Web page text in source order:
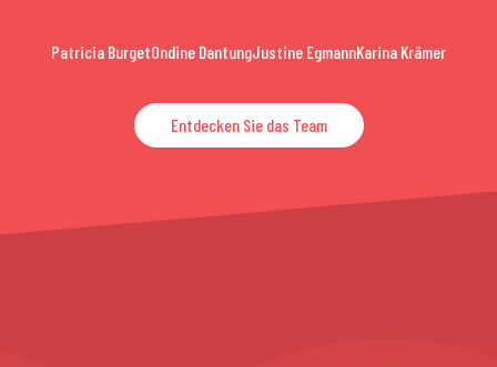
Patricia BurgetOndine DantungJustine EgmannKarina Krämer
Entdecken Sie das Team